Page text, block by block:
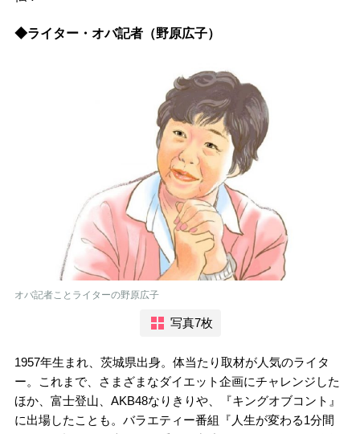
◆ライター・オバ記者（野原広子）
オバ記者ことライターの野原広子
写真7枚
1957年生まれ、茨城県出身。体当たり取材が人気のライタ
ー。これまで、さまざまなダイエット企画にチャレンジした
ほか、富士登山、AKB48なりきりや、『キングオブコント』
に出場したことも。バラエティー番組『人生が変わる1分間